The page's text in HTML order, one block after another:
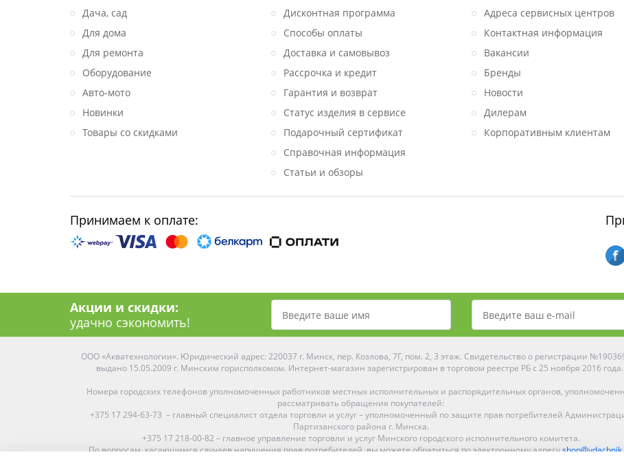
Дача, сад
Для дома
Для ремонта
Оборудование
Авто-мото
Новинки
Товары со скидками
Дисконтная программа
Способы оплаты
Доставка и самовывоз
Рассрочка и кредит
Гарантия и возврат
Статус изделия в сервисе
Подарочный сертификат
Справочная информация
Статьи и обзоры
Адреса сервисных центров
Контактная информация
Вакансии
Бренды
Новости
Дилерам
Корпоративным клиентам
Принимаем к оплате:
Акции и скидки:
удачно сэкономить!
ООО «Акватехнологии». Юридический адрес: 220037 г. Минск, пер. Козлова, 7Г, пом. 2, 3 этаж. Свидетельство о регистрации
выдано 15.05.2009 г. Минским горисполкомом. Интернет-магазин зарегистрирован в торговом реестре РБ с 25 ноября 2016 года.
Номера городских телефонов уполномоченных работников местных исполнительных и распорядительных органов,
рассматривать обращения покупателей:
+375 17 294-63-73 – главный специалист отдела торговли и услуг – уполномоченный по защите прав потребителей
Партизанского района г. Минска.
+375 17 218-00-82 – главное управление торговли и услуг Минского городского исполнительного комитета.
По вопросам, касающимся случаев нарушения прав потребителей, вы можете обратиться по электронному адресу